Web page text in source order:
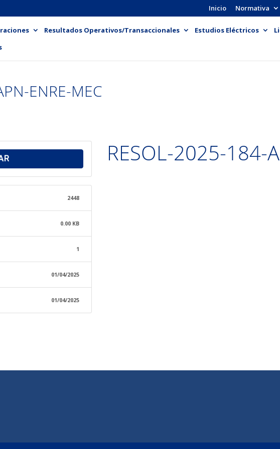
Inicio Normativa
Resultados Operativos/Transaccionales Estudios Eléctricos
ENRE-MEC
2448
0.00 KB
1
01/04/2025
01/04/2025
RESOL-2025-184-